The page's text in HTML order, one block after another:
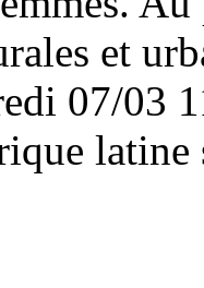
et
07/03